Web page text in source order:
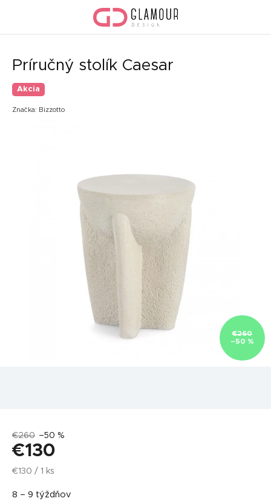
Príručný stolík Caesar
Akcia
Značka: Bizzotto
€260
–50 %
€260 –50 %
€130
Jednotková
€130 / 1 ks
8 – 9 týždňov